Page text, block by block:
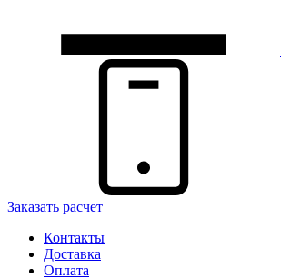
Заказать расчет
Контакты
Доставка
Оплата